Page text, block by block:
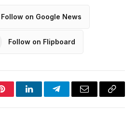
Follow on Google News
Follow on Flipboard
PinterestLinkedInTelegramEmail
Copy